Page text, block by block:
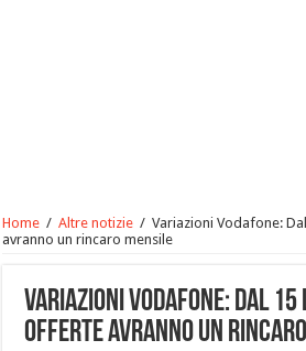
Home / Altre notizie / Variazioni Vodafone:
avranno un rincaro mensile
Variazioni Vodafone: Dal
offerte avranno un